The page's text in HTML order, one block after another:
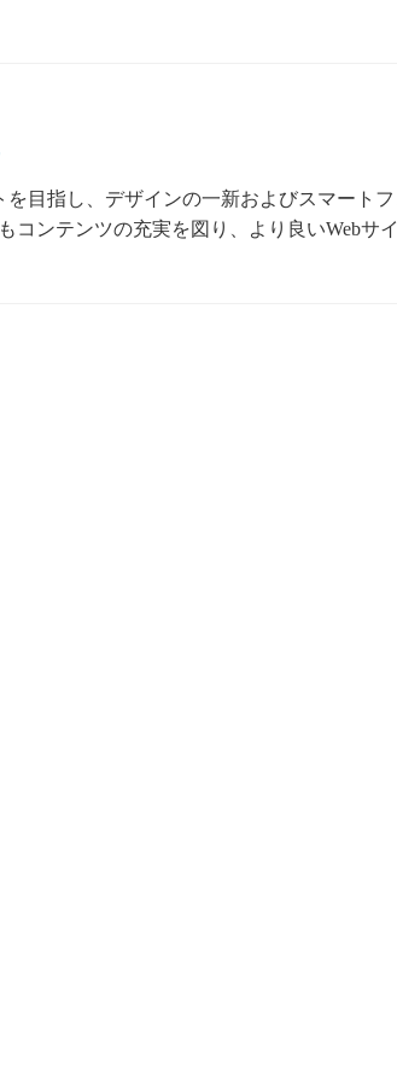
目指し、デザインの一新およびスマート
コンテンツの充実を図り、より良いWebサ